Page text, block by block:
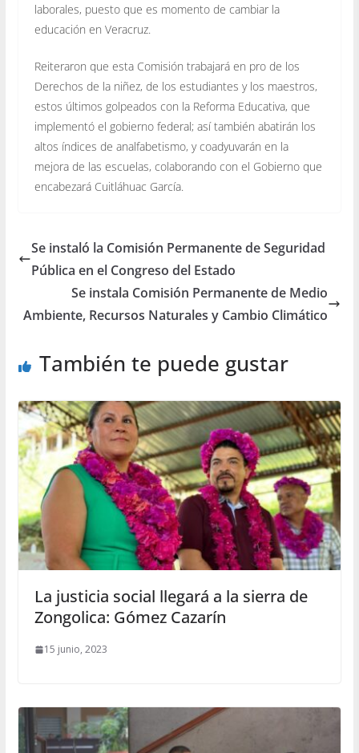
laborales, puesto que es momento de cambiar la
educación en Veracruz.
Reiteraron que esta Comisión trabajará en pro de los
Derechos de la niñez, de los estudiantes y los maestros,
estos últimos golpeados con la Reforma Educativa, que
implementó el gobierno federal; así también abatirán los
altos índices de analfabetismo, y coadyuvarán en la
mejora de las escuelas, colaborando con el Gobierno que
encabezará Cuitláhuac García.
Se instaló la Comisión Permanente de Seguridad
Pública en el Congreso del Estado
Se instala Comisión Permanente de Medio
Ambiente, Recursos Naturales y Cambio Climático
También te puede gustar
La justicia social llegará a la sierra de
Zongolica: Gómez Cazarín
15 junio, 2023